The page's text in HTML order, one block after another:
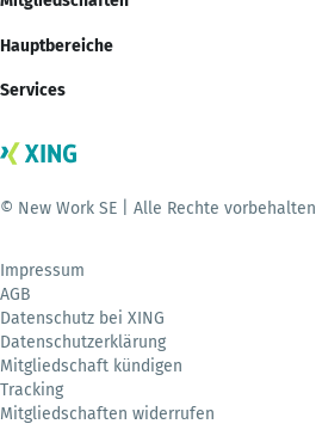
Hauptbereiche
Services
© New Work SE | Alle Rechte vorbehalten
Impressum
AGB
Datenschutz bei XING
Datenschutzerklärung
Mitgliedschaft kündigen
Tracking
Mitgliedschaften widerrufen